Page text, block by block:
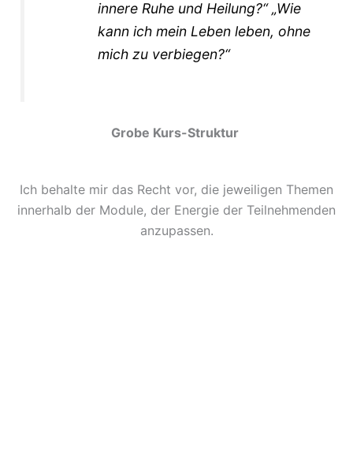
innere Ruhe und Heilung?“ „Wie
kann ich mein Leben leben, ohne
mich zu verbiegen?“
Grobe Kurs-Struktur
Ich behalte mir das Recht vor, die jeweiligen Themen
innerhalb der Module, der Energie der Teilnehmenden
anzupassen.